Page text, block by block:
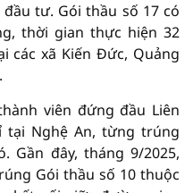
tư. Gói thầu số 17 có
thời gian thực hiện 32
các xã Kiến Đức, Quảng
viên đứng đầu Liên
Nghệ An, từng trúng
Gần đây, tháng 9/2025,
Gói thầu số 10 thuộc